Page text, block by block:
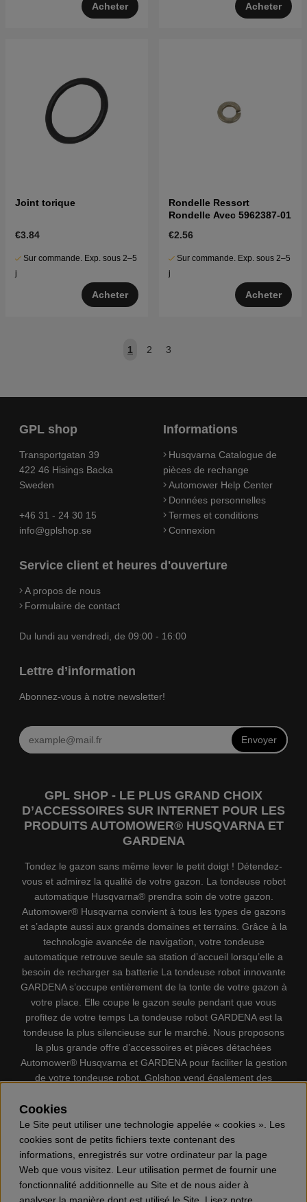
Acheter Acheter
Joint torique
€3.84
Sur commande. Exp. sous 2–5
j
Acheter
Rondelle Ressort
Rondelle Avec 5962387-01
€2.56
Sur commande. Exp. sous 2–5
j
Acheter
1 2 3
GPL shop
Transportgatan 39
422 46 Hisings Backa
Sweden
+46 31 - 24 30 15
info@gplshop.se
Informations
Husqvarna Catalogue de
pièces de rechange
Automower Help Center
Données personnelles
Termes et conditions
Connexion
Service client et heures d'ouverture
A propos de nous
Formulaire de contact
Du lundi au vendredi, de 09:00 - 16:00
Lettre d’information
Abonnez-vous à notre newsletter!
Envoyer
GPL SHOP - LE PLUS GRAND CHOIX
D’ACCESSOIRES SUR INTERNET POUR LES
PRODUITS AUTOMOWER® HUSQVARNA ET
GARDENA
Tondez le gazon sans même lever le petit doigt ! Détendez-
vous et admirez la qualité de votre gazon. La tondeuse robot
automatique Husqvarna® prendra soin de votre gazon.
Automower® Husqvarna convient à tous les types de gazons
et s’adapte aussi aux grands domaines et terrains. Grâce à la
technologie avancée de navigation, votre tondeuse
automatique retrouve seule sa station d’accueil lorsqu’elle a
besoin de recharger sa batterie La tondeuse robot innovante
GARDENA s’occupe entièrement de la tonte de votre gazon à
votre place. Elle coupe le gazon seule pendant que vous
profitez de votre temps La tondeuse robot GARDENA est la
tondeuse la plus silencieuse sur le marché. Nous proposons
la plus grande offre d’accessoires et pièces détachées
Automower® Husqvarna et GARDENA pour faciliter la gestion
de votre tondeuse robot. Gplshop vend également des
individuel, Coupe-bordures, Débroussailleuses, Taille haies,
Motoculteurs, Souffleur, Souffleuses à neige, Nettoyeurs
haute pression, Aspirateur, Découpeuses, Haches, Outils
forestiers, Lubrifiants, Carburants, Jouets ETC.
Cookies
Le Site peut utiliser une technologie appelée « cookies ». Les
cookies sont de petits fichiers texte contenant des
informations, enregistrés sur votre ordinateur par la page
Web que vous visitez. Leur utilisation permet de fournir une
fonctionnalité additionnelle au Site et de nous aider à